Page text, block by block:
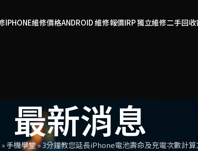
IPHONE維修價格ANDROID 維修報價IRP 獨立維修二手回收
最新消息
»手機學堂»3分鐘教您延長iPhone電池壽命及充電次數計算